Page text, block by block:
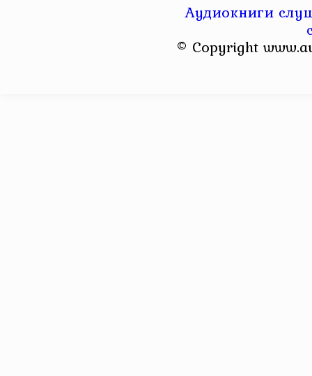
Аудиокниги
© Copyright